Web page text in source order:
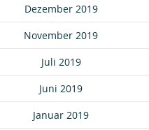
Dezember 2019
November 2019
Juli 2019
Juni 2019
Januar 2019